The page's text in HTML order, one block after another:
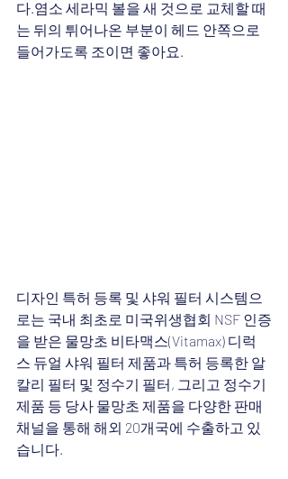
다.염소 세라믹 볼을 새 것으로 교체할 때
는 뒤의 튀어나온 부분이 헤드 안쪽으로
들어가도록 조이면 좋아요.
디자인 특허 등록 및 샤워 필터 시스템으
로는 국내 최초로 미국위생협회 NSF 인증
을 받은 물망초 비타맥스(Vitamax) 디럭
스 듀얼 샤워 필터 제품과 특허 등록한 알
칼리 필터 및 정수기 필터, 그리고 정수기
제품 등 당사 물망초 제품을 다양한 판매
채널을 통해 해외 20개국에 수출하고 있
습니다.